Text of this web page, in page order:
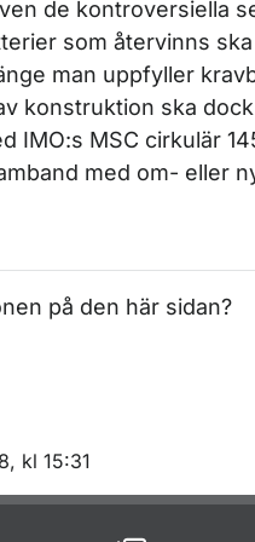
de kontroversiella
som återvinns
man uppfyller
konstruktion ska
IMO:s MSC cirkulär
med om- eller
på den här sidan?
kl 15:31